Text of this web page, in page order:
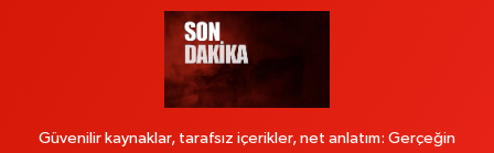
Güvenilir kaynaklar, tarafsız içerikler, net anlatım: Gerçeğin